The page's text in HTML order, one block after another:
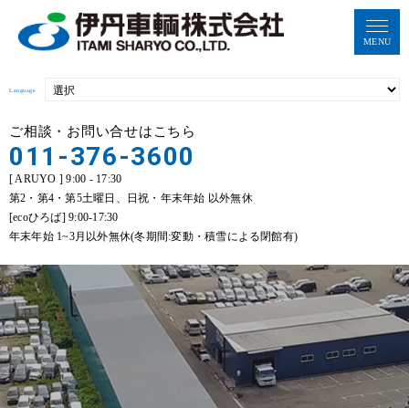
MENU
Language
ご相談・お問い合せはこちら
011-376-3600
[ ARUYO ] 9:00 - 17:30
第2・第4・第5土曜日、日祝・年末年始 以外無休
[ecoひろば] 9:00-17:30
年末年始 1~3月以外無休(冬期間:変動・積雪による閉館有)